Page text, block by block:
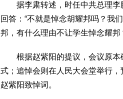
据李肃转述，时任中共总理李
回答：“不就是悼念胡耀邦吗？我
邦，有什么理由不让学生悼念耀邦
根据赵紫阳的提议，会议原本
式；追悼会则在人民大会堂举行
赵紫阳致悼词。